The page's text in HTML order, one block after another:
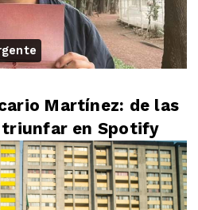
Martínez: de las
calles de CDMX a triunfar en Spotify